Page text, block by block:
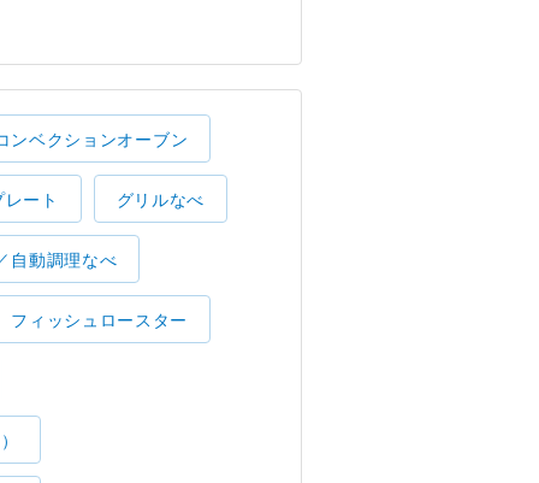
ンベクションオーブン
ート グリルなべ
自動調理なべ
フィッシュロースター